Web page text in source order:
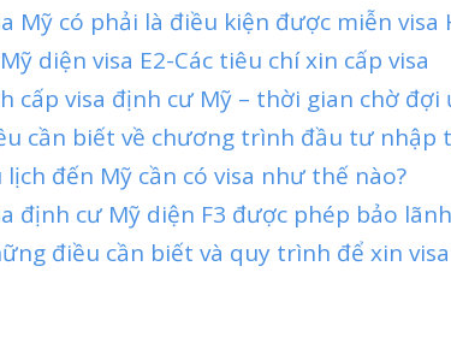
Mỹ có phải là điều kiện được miễn visa
diện visa E2-Các tiêu chí xin cấp visa
cấp visa định cư Mỹ – thời gian chờ
cần biết về chương trình đầu tư nhập
lịch đến Mỹ cần có visa như thế nào?
định cư Mỹ diện F3 được phép bảo
điều cần biết và quy trình để xin